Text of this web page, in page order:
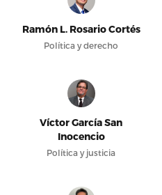
Ramón L. Rosario Cortés
Política y derecho
Víctor García San
Inocencio
Política y justicia